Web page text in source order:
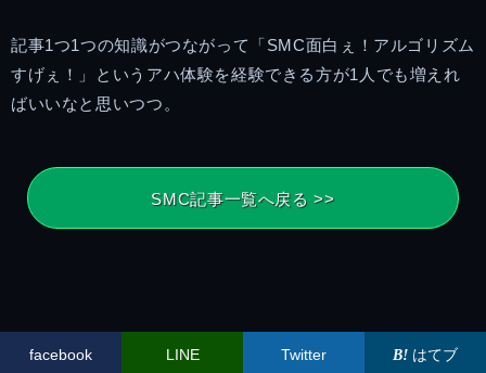
記事1つ1つの知識がつながって「SMC面白ぇ！アルゴリズム
すげぇ！」というアハ体験を経験できる方が1人でも増えれ
ばいいなと思いつつ。
SMC記事一覧へ戻る >>
facebook LINE Twitter はてブ